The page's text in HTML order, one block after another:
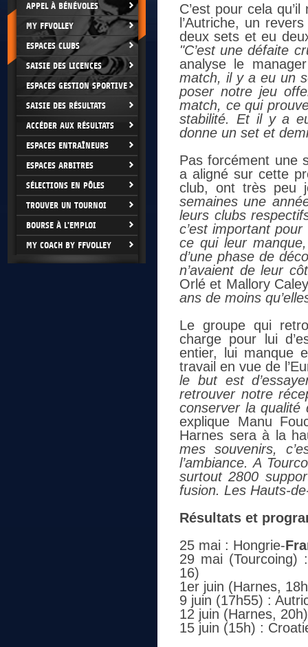
APPEL À BÉNÉVOLES
MY FFVOLLEY
ESPACES CLUBS
SAISIE DES LICENCES
ESPACES GESTION SPORTIVE
SAISIE DES RÉSULTATS
ACCÉDER AUX RÉSULTATS
ESPACES ENTRAÎNEURS
ESPACES ARBITRES
SÉLECTIONS EN PÔLES
TROUVER UN TOURNOI
BOURSE À L'EMPLOI
MY COACH BY FFVOLLEY
C’est pour cela
l’Autriche, un
deux sets et eu
"C’est une défaite
analyse le
match, il y a eu un
poser notre jeu
match, ce qui
stabilité. Et il y a
donne un set et
Pas forcément une
a aligné sur cette
club, ont très peu
semaines une
leurs clubs
c’est important
ce qui leur
d’une phase de
n’avaient de leur
Orlé et Mallory
ans de moins
Le groupe qui
charge pour lui
entier, lui manque
travail en vue de
le but est
retrouver notre
conserver la qualité
explique Manu
Harnes sera à la
mes souvenirs,
l’ambiance. A
surtout 2800
fusion. Les Hauts-
Résultats et
25 mai : Hongrie-
29 mai
16)
1er juin (Harnes,
9 juin (17h55) :
12 juin (Harnes,
15 juin (15h) :